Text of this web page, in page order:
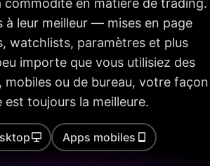
20s 40s
à leur meilleur — mises en page
watchlists, paramètres et plus
importe que vous utilisiez des
mobiles ou de bureau, votre façon
est toujours la meilleure.
Apps mobiles